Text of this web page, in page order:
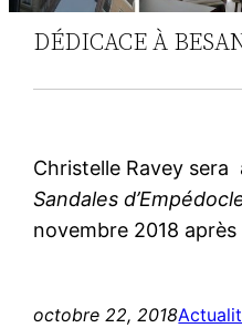
DÉDICACE À
Christelle Ravey
Sandales
novembre 2018 après
octobre 22, 2018